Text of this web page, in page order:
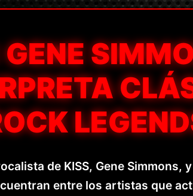
de KISS, Gene Simmons,
entre los artistas que